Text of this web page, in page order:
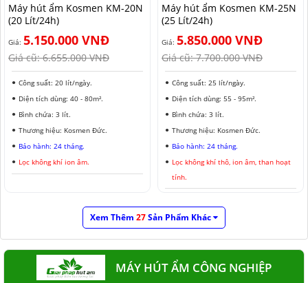
Máy hút ẩm Kosmen KM-20N
(20 Lít/24h)
Giá: 5.150.000 VNĐ
Giá cũ:6.655.000 VNĐ
Công suất: 20 lít/ngày.
Diện tích dùng: 40 - 80m².
Bình chứa: 3 lít.
Thương hiệu: Kosmen Đức.
Bảo hành: 24 tháng.
Lọc không khí ion âm.
Máy hút ẩm Kosmen KM-25N
(25 Lít/24h)
Giá: 5.850.000 VNĐ
Giá cũ:7.700.000 VNĐ
Công suất: 25 lít/ngày.
Diện tích dùng: 55 - 95m².
Bình chứa: 3 lít.
Thương hiệu: Kosmen Đức.
Bảo hành: 24 tháng.
Lọc không khí thô, ion âm, than hoạt
tính.
Xem Thêm 27Sản Phẩm Khác
MÁY HÚT ẨM CÔNG NGHIỆP